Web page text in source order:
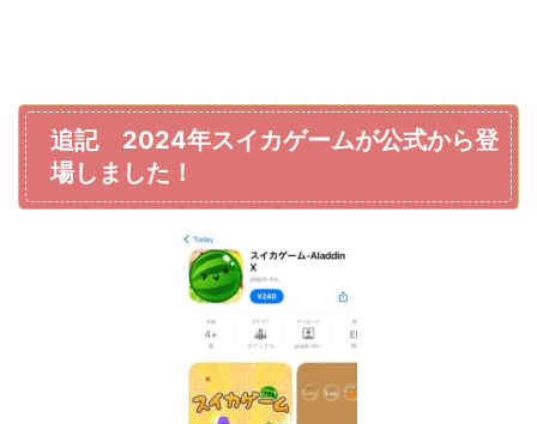
追記 2024年スイカゲームが公式から登
場しました！